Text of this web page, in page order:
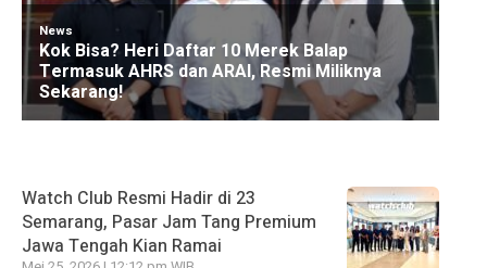
Watch Club Resmi Hadir di 23
Semarang, Pasar Jam Tang Premium
Jawa Tengah Kian Ramai